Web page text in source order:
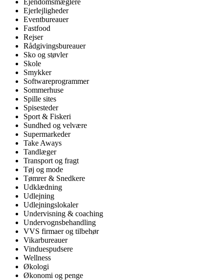
Ejendomsmæglere
Ejerlejligheder
Eventbureauer
Fastfood
Rejser
Rådgivingsbureauer
Sko og støvler
Skole
Smykker
Softwareprogrammer
Sommerhuse
Spille sites
Spisesteder
Sport & Fiskeri
Sundhed og velvære
Supermarkeder
Take Aways
Tandlæger
Transport og fragt
Tøj og mode
Tømrer & Snedkere
Udklædning
Udlejning
Udlejningslokaler
Undervisning & coaching
Undervognsbehandling
VVS firmaer og tilbehør
Vikarbureauer
Vinduespudsere
Wellness
Økologi
Økonomi og penge